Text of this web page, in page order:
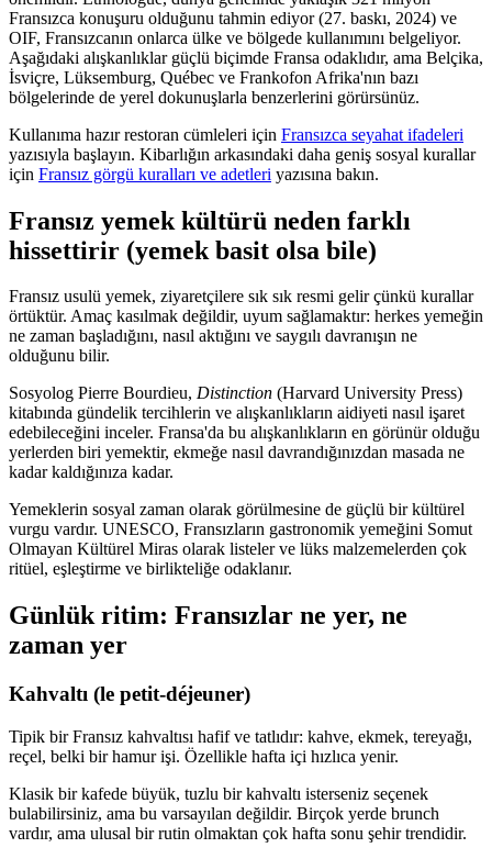
Fransızca konuşuru olduğunu tahmin ediyor (27. baskı, 2024) ve
OIF, Fransızcanın onlarca ülke ve bölgede kullanımını belgeliyor.
Aşağıdaki alışkanlıklar güçlü biçimde Fransa odaklıdır, ama Belçika,
İsviçre, Lüksemburg, Québec ve Frankofon Afrika'nın bazı
bölgelerinde de yerel dokunuşlarla benzerlerini görürsünüz.
Kullanıma hazır restoran cümleleri için Fransızca seyahat ifadeleri
yazısıyla başlayın. Kibarlığın arkasındaki daha geniş sosyal kurallar
için Fransız görgü kuralları ve adetleri yazısına bakın.
Fransız yemek kültürü neden farklı
hissettirir (yemek basit olsa bile)
Fransız usulü yemek, ziyaretçilere sık sık resmi gelir çünkü kurallar
örtüktür. Amaç kasılmak değildir, uyum sağlamaktır: herkes yemeğin
ne zaman başladığını, nasıl aktığını ve saygılı davranışın ne
olduğunu bilir.
Sosyolog Pierre Bourdieu, Distinction (Harvard University Press)
kitabında gündelik tercihlerin ve alışkanlıkların aidiyeti nasıl işaret
edebileceğini inceler. Fransa'da bu alışkanlıkların en görünür olduğu
yerlerden biri yemektir, ekmeğe nasıl davrandığınızdan masada ne
kadar kaldığınıza kadar.
Yemeklerin sosyal zaman olarak görülmesine de güçlü bir kültürel
vurgu vardır. UNESCO, Fransızların gastronomik yemeğini Somut
Olmayan Kültürel Miras olarak listeler ve lüks malzemelerden çok
ritüel, eşleştirme ve birlikteliğe odaklanır.
Günlük ritim: Fransızlar ne yer, ne
zaman yer
Kahvaltı (le petit-déjeuner)
Tipik bir Fransız kahvaltısı hafif ve tatlıdır: kahve, ekmek, tereyağı,
reçel, belki bir hamur işi. Özellikle hafta içi hızlıca yenir.
Klasik bir kafede büyük, tuzlu bir kahvaltı isterseniz seçenek
bulabilirsiniz, ama bu varsayılan değildir. Birçok yerde brunch
vardır, ama ulusal bir rutin olmaktan çok hafta sonu şehir trendidir.